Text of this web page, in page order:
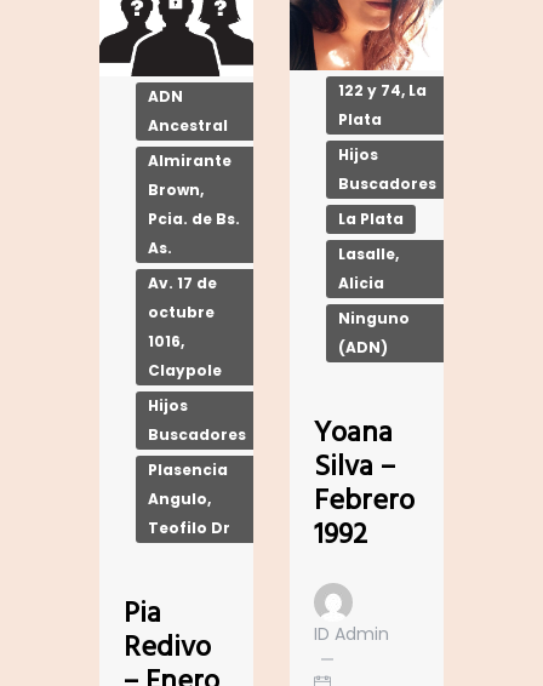
ADN
Ancestral
Almirante
Brown,
Pcia. de Bs.
As.
Av. 17 de
octubre
1016,
Claypole
Hijos
Buscadores
Plasencia
Angulo,
Teofilo Dr
Pia
Redivo
122 y 74, La
Plata
Hijos
Buscadores
La Plata
Lasalle,
Alicia
Ninguno
(ADN)
Yoana
Silva –
Febrero
1992
ID Admin